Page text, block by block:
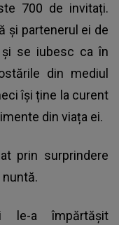
700 de invitați.
și partenerul ei de
se iubesc ca în
din mediul
își ține la curent
din viața ei.
prin surprindere
le-a împărtășit